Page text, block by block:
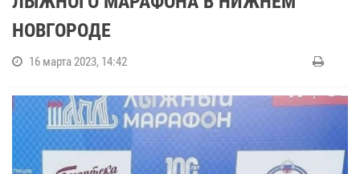
НОВГОРОДЕ
16 марта 2023, 14:42